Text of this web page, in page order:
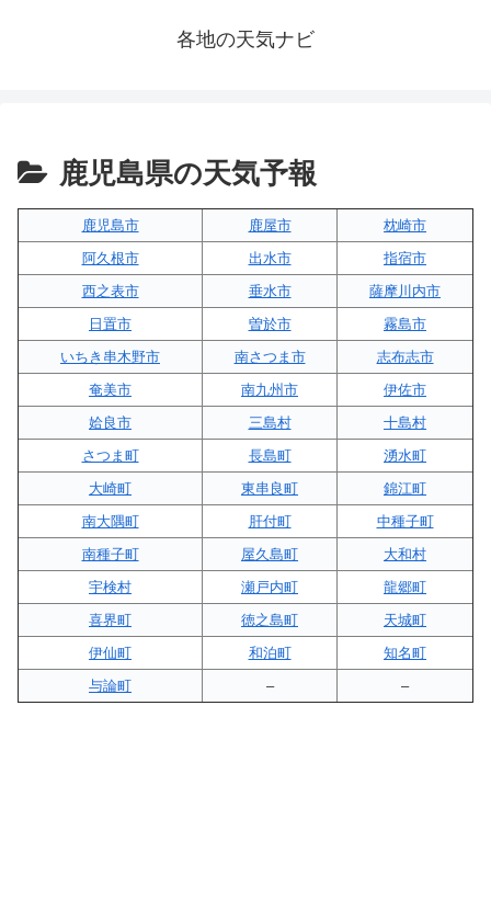
各地の天気ナビ
鹿児島県の天気予報
鹿児島市 鹿屋市
枕崎市
阿久根市
出水市
指宿市
西之表市
垂水市
薩摩川内市
日置市
曽於市
霧島市
いちき串木野市
南さつま市
志布志市
奄美市
南九州市
伊佐市
姶良市
三島村
十島村
さつま町
長島町
湧水町
大崎町
東串良町
錦江町
南大隅町
肝付町
中種子町
南種子町
屋久島町
大和村
宇検村
瀬戸内町
龍郷町
喜界町
徳之島町
天城町
伊仙町
和泊町
知名町
与論町
– –